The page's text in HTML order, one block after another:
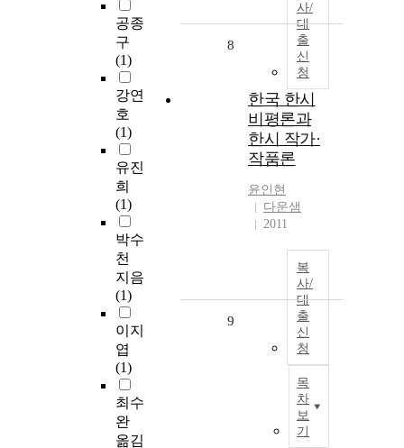
공종
구
(1)
강연
호
(1)
유진
희
(1)
박수
천
지음
(1)
이지
엽
(1)
최수
완
옮김
사/
대
출
신
청
8
한국 한시
비평론과
한시 작가·
작품론
윤인현
다운샘
2011
복
사/
대
출
신
청
목
차
보
기
9